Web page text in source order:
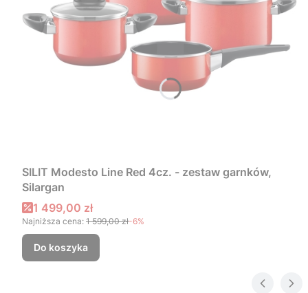
SILIT Modesto Line Red 4cz. - zestaw garnków,
Silargan
Cena promocyjna
1 499,00 zł
Najniższa cena: 1 599,00 zł-6%
Do koszyka